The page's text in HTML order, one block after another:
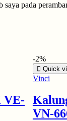
saya pada
VE-
-2%
Quick
Vinci
VN-